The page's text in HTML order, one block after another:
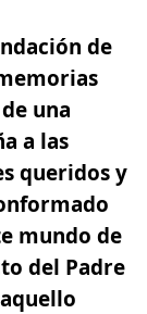
de
una
a las
queridos y
mundo de
del Padre